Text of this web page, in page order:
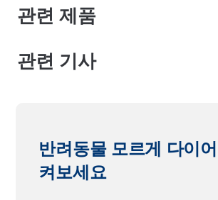
관련 제품
관련 기사
반려동물 모르게 다이
켜보세요